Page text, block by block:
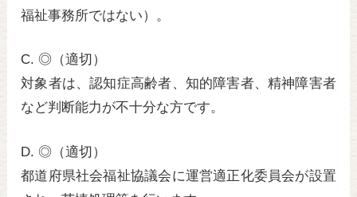
福祉事務所ではない）。
C. ◎（適切）
対象者は、認知症高齢者、知的障害者、精神障害者
など判断能力が不十分な方です。
D. ◎（適切）
都道府県社会福祉協議会に運営適正化委員会が設置